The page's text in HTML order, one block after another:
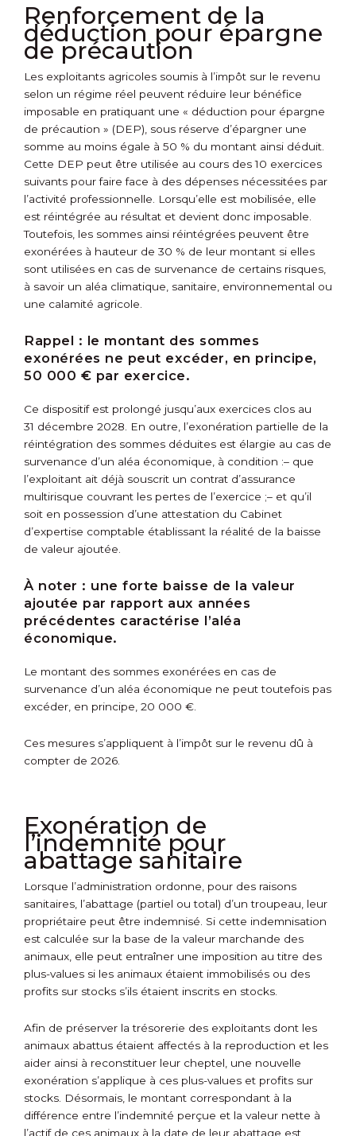
Renforcement de la
déduction pour épargne
de précaution
Les exploitants agricoles soumis à l’impôt sur le revenu
selon un régime réel peuvent réduire leur bénéfice
imposable en pratiquant une « déduction pour épargne
de précaution » (DEP), sous réserve d’épargner une
somme au moins égale à 50 % du montant ainsi déduit.
Cette DEP peut être utilisée au cours des 10 exercices
suivants pour faire face à des dépenses nécessitées par
l’activité professionnelle. Lorsqu’elle est mobilisée, elle
est réintégrée au résultat et devient donc imposable.
Toutefois, les sommes ainsi réintégrées peuvent être
exonérées à hauteur de 30 % de leur montant si elles
sont utilisées en cas de survenance de certains risques,
à savoir un aléa climatique, sanitaire, environnemental ou
une calamité agricole.
Rappel : le montant des sommes
exonérées ne peut excéder, en principe,
50 000 € par exercice.
Ce dispositif est prolongé jusqu’aux exercices clos au
31 décembre 2028. En outre, l’exonération partielle de la
réintégration des sommes déduites est élargie au cas de
survenance d’un aléa économique, à condition :– que
l’exploitant ait déjà souscrit un contrat d’assurance
multirisque couvrant les pertes de l’exercice ;– et qu’il
soit en possession d’une attestation du Cabinet
d’expertise comptable établissant la réalité de la baisse
de valeur ajoutée.
À noter : une forte baisse de la valeur
ajoutée par rapport aux années
précédentes caractérise l’aléa
économique.
Le montant des sommes exonérées en cas de
survenance d’un aléa économique ne peut toutefois pas
excéder, en principe, 20 000 €.
Ces mesures s’appliquent à l’impôt sur le revenu dû à
compter de 2026.
Exonération de
l’indemnité pour
abattage sanitaire
Lorsque l’administration ordonne, pour des raisons
sanitaires, l’abattage (partiel ou total) d’un troupeau, leur
propriétaire peut être indemnisé. Si cette indemnisation
est calculée sur la base de la valeur marchande des
animaux, elle peut entraîner une imposition au titre des
plus-values si les animaux étaient immobilisés ou des
profits sur stocks s’ils étaient inscrits en stocks.
Afin de préserver la trésorerie des exploitants dont les
animaux abattus étaient affectés à la reproduction et les
aider ainsi à reconstituer leur cheptel, une nouvelle
exonération s’applique à ces plus-values et profits sur
stocks. Désormais, le montant correspondant à la
différence entre l’indemnité perçue et la valeur nette à
l’actif de ces animaux à la date de leur abattage est